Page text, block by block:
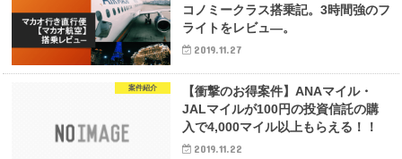
コノミークラス搭乗記。3時間強のフ
ライトをレビュ―。
2019.11.27
案件紹介
【衝撃のお得案件】ANAマイル・
JALマイルが100円の投資信託の購
入で4,000マイル以上もらえる！！
2019.11.22